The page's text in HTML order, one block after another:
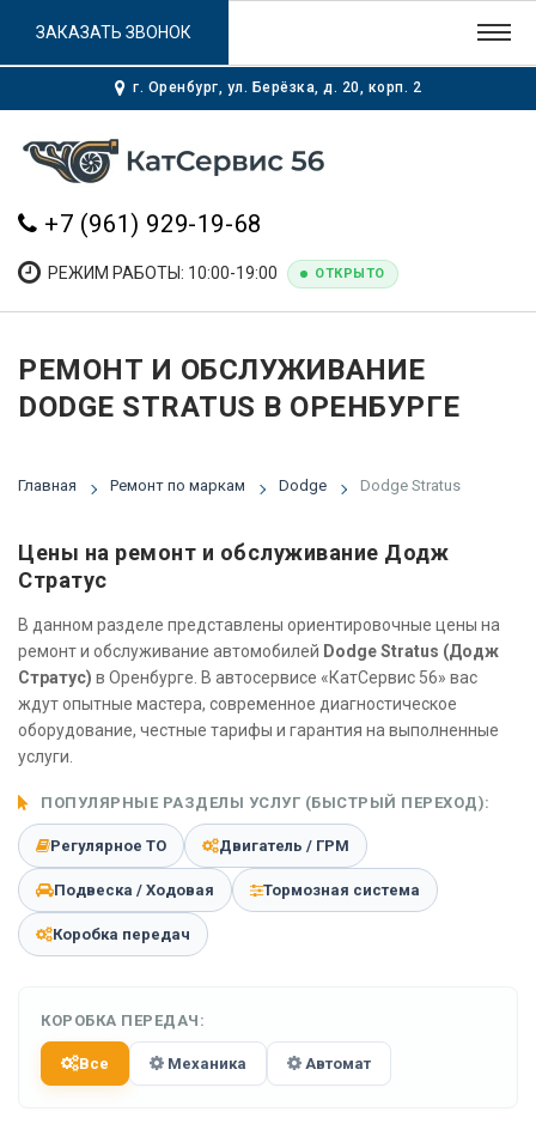
г. Оренбург, ул. Берёзка, д. 20, корп. 2
+7 (961) 929-19-68
РЕЖИМ РАБОТЫ: 10:00-19:00 ОТКРЫТО
ЗАКАЗАТЬ ЗВОНОК
РЕМОНТ И ОБСЛУЖИВАНИЕ
DODGE STRATUS В ОРЕНБУРГЕ
Главная Ремонт по маркам Dodge Dodge Stratus
Цены на ремонт и обслуживание Додж
Стратус
В данном разделе представлены ориентировочные цены на
ремонт и обслуживание автомобилей Dodge Stratus (Додж
Стратус) в Оренбурге. В автосервисе «КатСервис 56» вас
ждут опытные мастера, современное диагностическое
оборудование, честные тарифы и гарантия на выполненные
услуги.
ПОПУЛЯРНЫЕ РАЗДЕЛЫ УСЛУГ (БЫСТРЫЙ ПЕРЕХОД):
Регулярное ТО Двигатель / ГРМ
Подвеска / Ходовая Тормозная система
Коробка передач
КОРОБКА ПЕРЕДАЧ:
Все Механика Автомат